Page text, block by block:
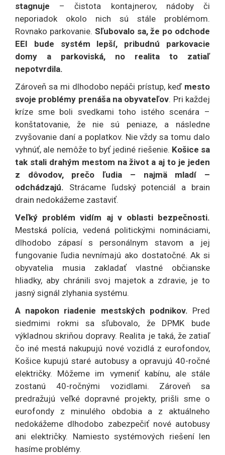
stagnuje – čistota kontajnerov, nádoby či
neporiadok okolo nich sú stále problémom.
Rovnako parkovanie. Sľubovalo sa, že po odchode
EEI bude systém lepší, pribudnú parkovacie
domy a parkoviská, no realita to zatiaľ
nepotvrdila.
Zároveň sa mi dlhodobo nepáči prístup, keď mesto
svoje problémy prenáša na obyvateľov. Pri každej
kríze sme boli svedkami toho istého scenára –
konštatovanie, že nie sú peniaze, a následne
zvyšovanie daní a poplatkov. Nie vždy sa tomu dalo
vyhnúť, ale nemôže to byť jediné riešenie. Košice sa
tak stali drahým mestom na život a aj to je jeden
z dôvodov, prečo ľudia – najmä mladí –
odchádzajú. Strácame ľudský potenciál a brain
drain nedokážeme zastaviť.
Veľký problém vidím aj v oblasti bezpečnosti.
Mestská polícia, vedená politickými nomináciami,
dlhodobo zápasí s personálnym stavom a jej
fungovanie ľudia nevnímajú ako dostatočné. Ak si
obyvatelia musia zakladať vlastné občianske
hliadky, aby chránili svoj majetok a zdravie, je to
jasný signál zlyhania systému.
A napokon riadenie mestských podnikov. Pred
siedmimi rokmi sa sľubovalo, že DPMK bude
výkladnou skriňou dopravy. Realita je taká, že zatiaľ
čo iné mestá nakupujú nové vozidlá z eurofondov,
Košice kupujú staré autobusy a opravujú 40-ročné
električky. Môžeme im vymeniť kabínu, ale stále
zostanú 40-ročnými vozidlami. Zároveň sa
predražujú veľké dopravné projekty, prišli sme o
eurofondy z minulého obdobia a z aktuálneho
nedokážeme dlhodobo zabezpečiť nové autobusy
ani električky. Namiesto systémových riešení len
hasíme problémy.